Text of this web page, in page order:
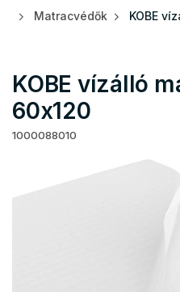
Matracvédők
KOBE
KOBE vízálló
60x120
1000088010